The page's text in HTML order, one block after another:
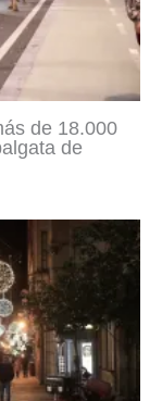
de 18.000
de